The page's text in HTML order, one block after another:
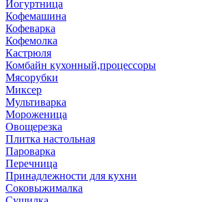
Йогуртница
Кофемашина
Кофеварка
Кофемолка
Кастрюля
Комбайн кухонный,процессоры
Мясорубки
Миксер
Мультиварка
Мороженица
Овощерезка
Плитка настольная
Пароварка
Перечница
Принадлежности для кухни
Соковыжималка